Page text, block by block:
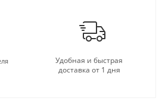
Удобная и быстрая
доставка от 1 дня